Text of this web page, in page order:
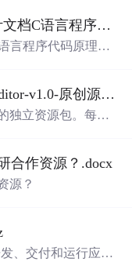
stm32单片机项目资料课程设计文档C语言程序代码原理图电路PCB实例五种PWM反馈控制模式研究
言程序代码原理图
Agent-Tool-Consent-Prompt-Auditor-v1.0-原创源码与文档.zip
独立资源包。每个
License及原创与授
test验证算法，
日志或其他受限素
审计和课程实践。
合作资源？.docx
源？
、交付和运行应用